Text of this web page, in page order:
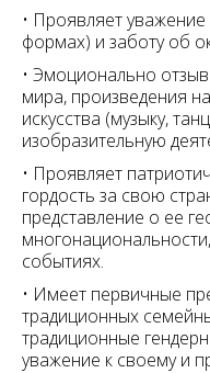
• Проявляет
формах) и заботу об
• Эмоционально
мира, произведения
искусства (музыку,
изобразительную
• Проявляет
гордость за свою
представление о ее
событиях.
• Имеет первичные
традиционных
традиционные
уважение к своему и